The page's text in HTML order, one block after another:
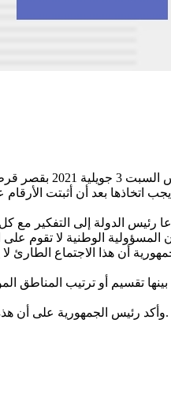
أشرف رئيس
الإجراءات التي يجب اتخاذها
تقسيم أو ترتيب المناطق
وأكد رئيس الجمهورية على أن هذه المقترحات يجب أن تتنزل في إطار مختلف يراعي لا فقط الجوانب العلمية، ولكن أيضا الأوضاع الاقتصادية والاجتماعية.